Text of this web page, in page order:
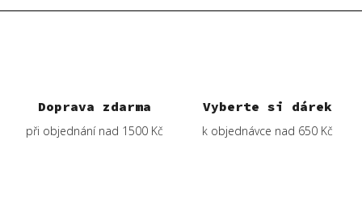
Doprava zdarma
při objednání nad 1500 Kč
Vyberte si dárek
k objednávce nad 650 Kč